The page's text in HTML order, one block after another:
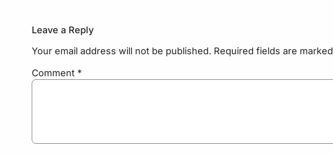
Leave a Reply
Your email address will not be published. Required fields are marked
Comment *